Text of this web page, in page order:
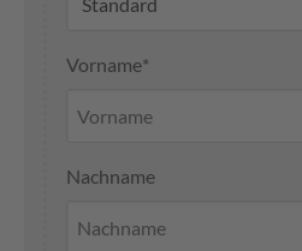
Vorname*
Nachname